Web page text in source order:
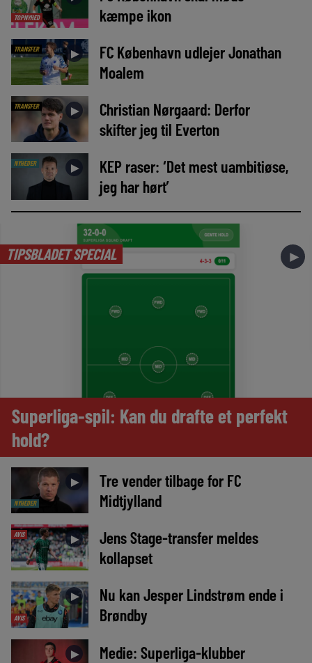
TOPNYHED
kæmpe ikon
TRANSFER ►
FC København udlejer Jonathan
Moalem
TRANSFER ►
Christian Nørgaard: Derfor
skifter jeg til Everton
NYHEDER ►
KEP raser: ‘Det mest uambitiøse,
jeg har hørt’
TIPSBLADET SPECIAL ►
Superliga-spil: Kan du drafte et perfekt
hold?
NYHEDER
►
Tre vender tilbage for FC
Midtjylland
AVIS ►
Jens Stage-transfer meldes
kollapset
AVIS
►
Nu kan Jesper Lindstrøm ende i
Brøndby
►
Medie: Superliga-klubber